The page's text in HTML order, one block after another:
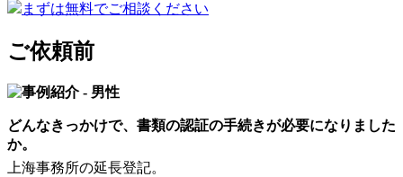
まずは無料でご相談ください
ご依頼前
どんなきっかけで、書類の認証の手続きが必要になりました
か。
上海事務所の延長登記。